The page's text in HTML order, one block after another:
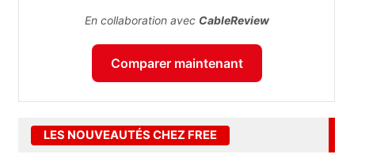
En collaboration avec CableReview
Comparer maintenant
LES NOUVEAUTÉS CHEZ FREE